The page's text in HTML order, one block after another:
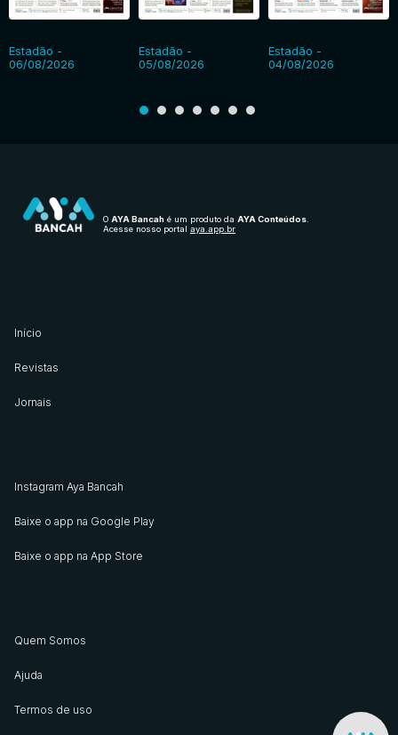
Estadão -
06/08/2026
Estadão -
05/08/2026
Estadão -
04/08/2026
O AYA Bancah é um produto da AYA Conteúdos.
Acesse nosso portal aya.app.br
Início
Revistas
Jornais
Instagram Aya Bancah
Baixe o app na Google Play
Baixe o app na App Store
Quem Somos
Ajuda
Termos de uso